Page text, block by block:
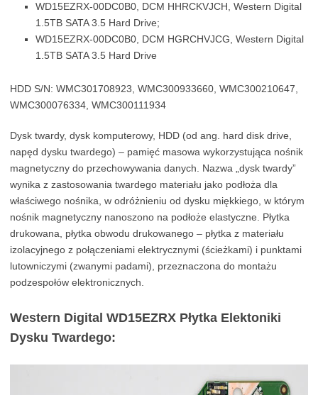
WD15EZRX-00DC0B0, DCM HHRCKVJCH, Western Digital
1.5TB SATA 3.5 Hard Drive;
WD15EZRX-00DC0B0, DCM HGRCHVJCG, Western Digital
1.5TB SATA 3.5 Hard Drive
HDD S/N: WMC301708923, WMC300933660, WMC300210647,
WMC300076334, WMC300111934
Dysk twardy, dysk komputerowy, HDD (od ang. hard disk drive,
napęd dysku twardego) – pamięć masowa wykorzystująca nośnik
magnetyczny do przechowywania danych. Nazwa „dysk twardy”
wynika z zastosowania twardego materiału jako podłoża dla
właściwego nośnika, w odróżnieniu od dysku miękkiego, w którym
nośnik magnetyczny nanoszono na podłoże elastyczne. Płytka
drukowana, płytka obwodu drukowanego – płytka z materiału
izolacyjnego z połączeniami elektrycznymi (ścieżkami) i punktami
lutowniczymi (zwanymi padami), przeznaczona do montażu
podzespołów elektronicznych.
Western Digital WD15EZRX Płytka Elektoniki
Dysku Twardego: